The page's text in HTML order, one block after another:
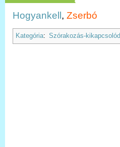
Hogyankell, Zserbó
Kategória: Szórakozás-